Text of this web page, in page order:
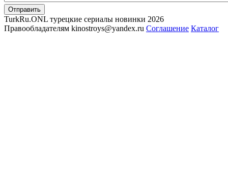
Отправить
TurkRu.ONL турецкие сериалы новинки 2026
Правообладателям kinostroys@yandex.ru Соглашение Каталог